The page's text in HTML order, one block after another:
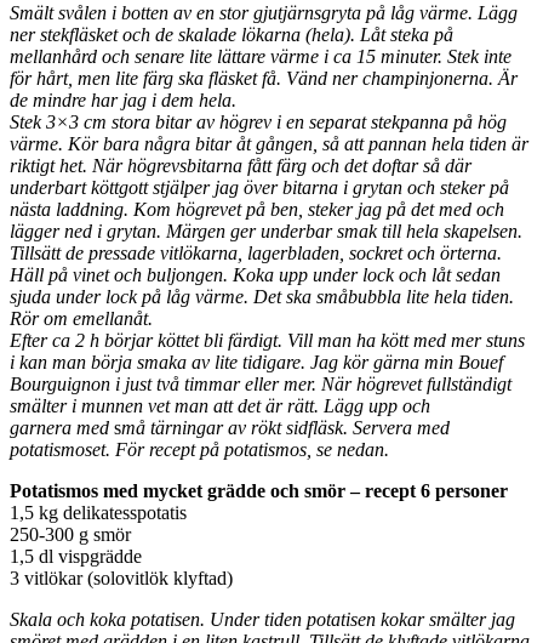
Smält svålen i botten av en stor gjutjärnsgryta på låg värme. Lägg
ner stekfläsket och de skalade lökarna (hela). Låt steka på
mellanhård och senare lite lättare värme i ca 15 minuter. Stek inte
för hårt, men lite färg ska fläsket få. Vänd ner champinjonerna. Är
de mindre har jag i dem hela.
Stek 3×3 cm stora bitar av högrev i en separat stekpanna på hög
värme. Kör bara några bitar åt gången, så att pannan hela tiden är
riktigt het. När högrevsbitarna fått färg och det doftar så där
underbart köttgott stjälper jag över bitarna i grytan och steker på
nästa laddning. Kom högrevet på ben, steker jag på det med och
lägger ned i grytan. Märgen ger underbar smak till hela skapelsen.
Tillsätt de pressade vitlökarna, lagerbladen, sockret och örterna.
Häll på vinet och buljongen. Koka upp under lock och låt sedan
sjuda under lock på låg värme. Det ska småbubbla lite hela tiden.
Rör om emellanåt.
Efter ca 2 h börjar köttet bli färdigt. Vill man ha kött med mer stuns
i kan man börja smaka av lite tidigare. Jag kör gärna min Bouef
Bourguignon i just två timmar eller mer. När högrevet fullständigt
smälter i munnen vet man att det är rätt. Lägg upp och
garnera med små tärningar av rökt sidfläsk. Servera med
potatismoset. För recept på potatismos, se nedan.
Potatismos med mycket grädde och smör – recept 6 personer
1,5 kg delikatesspotatis
250-300 g smör
1,5 dl vispgrädde
3 vitlökar (solovitlök klyftad)
Skala och koka potatisen. Under tiden potatisen kokar smälter jag